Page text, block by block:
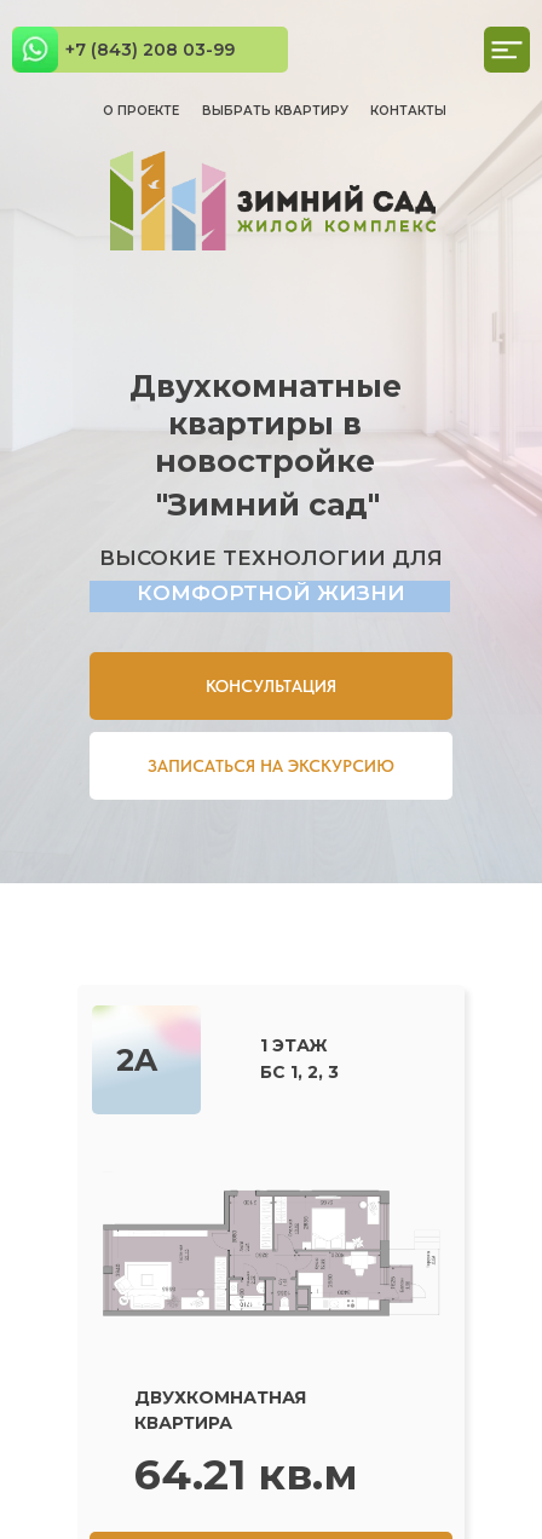
О ПРОЕКТЕ ВЫБРАТЬ КВАРТИРУ КОНТАКТЫ
+7 (843) 208 03-99
Двухкомнатные
квартиры в
новостройке
ВЫСОКИЕ ТЕХНОЛОГИИ ДЛЯ
КОМФОРТНОЙ ЖИЗНИ
"Зимний сад"
КОНСУЛЬТАЦИЯ
ЗАПИСАТЬСЯ НА ЭКСКУРСИЮ
64.21 кв.м
ДВУХКОМНАТНАЯ
КВАРТИРА
2A
1 ЭТАЖ
БС 1, 2, 3